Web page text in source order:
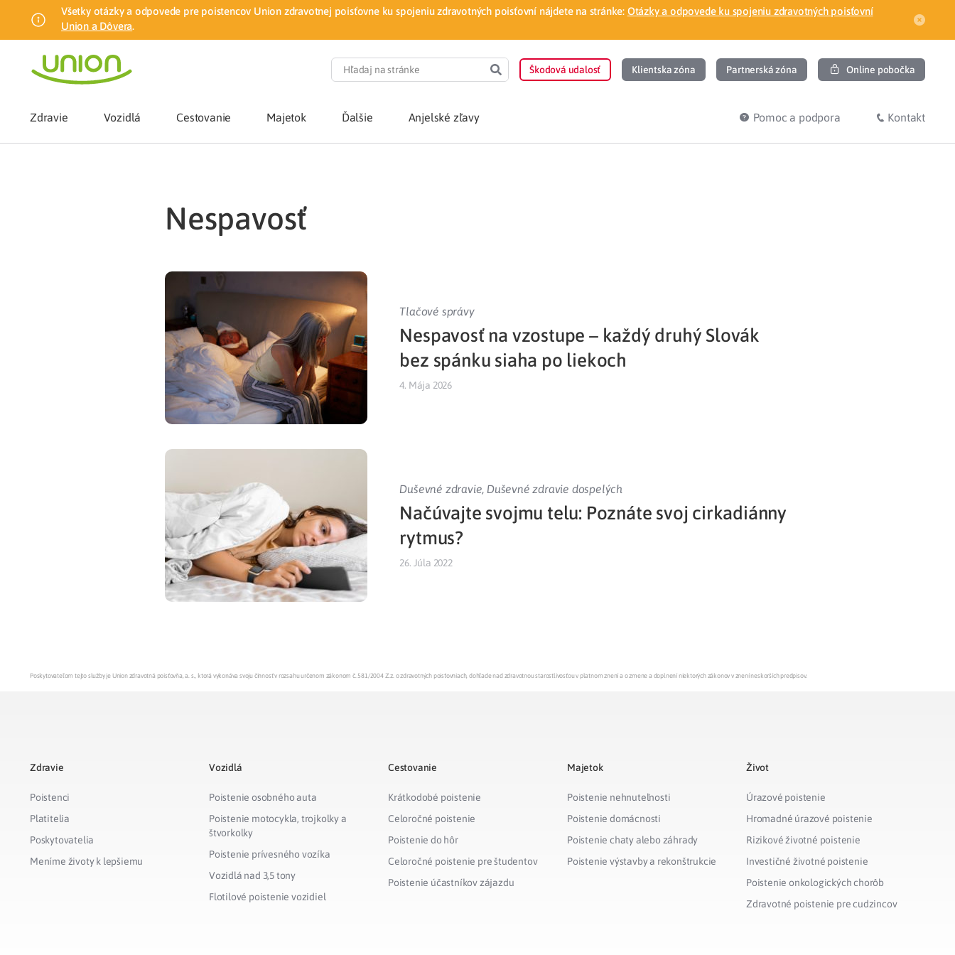
Všetky otázky a odpovede pre poistencov Union zdravotnej poisťovne ku spojeniu zdravotných poisťovní nájdete na stránke: Otázky a odpovede ku spojeniu zdravotných poisťovní
Union a Dôvera.
Škodová udalosť Klientska zóna Partnerská zóna Online pobočka
Zdravie
Zmena zdravotnej poisťovne
Poistenie novorodenca v pohodlí domova
Zdravotné poistenie pre cudzincov
Prečo Union
Liečba v zahraničí
Potvrdenie o neevidovaní
Vozidlá Cestovanie Majetok Ďalšie Anjelské zľavy Pomoc a podpora Kontakt
nespavosť
Tlačové správy
Nespavosť na vzostupe – každý druhý Slovák
bez spánku siaha po liekoch
4. Mája 2026
Duševné zdravie, Duševné zdravie dospelých
Načúvajte svojmu telu: Poznáte svoj cirkadiánny
rytmus?
26. Júla 2022
Poskytovateľom tejto služby je Union zdravotná poisťovňa, a. s., ktorá vykonáva svoju činnosť v rozsahu určenom zákonom č. 581/2004 Z.z. o zdravotných poisťovniach, dohľade nad zdravotnou starostlivosťou v platnom znení a o zmene a doplnení niektorých zákonov v znení neskorších predpisov.
Zdravie
Poistenci
Platitelia
Poskytovatelia
Meníme životy k lepšiemu
Vozidlá
Poistenie osobného auta
Poistenie motocykla, trojkolky a
štvorkolky
Poistenie prívesného vozíka
Vozidlá nad 3,5 tony
Flotilové poistenie vozidiel
Cestovanie
Krátkodobé poistenie
Celoročné poistenie
Poistenie do hôr
Celoročné poistenie pre študentov
Poistenie účastníkov zájazdu
Majetok
Poistenie nehnuteľnosti
Poistenie domácnosti
Poistenie chaty alebo záhrady
Poistenie výstavby a rekonštrukcie
Život
Úrazové poistenie
Hromadné úrazové poistenie
Rizikové životné poistenie
Investičné životné poistenie
Poistenie onkologických chorôb
Zdravotné poistenie pre cudzincov